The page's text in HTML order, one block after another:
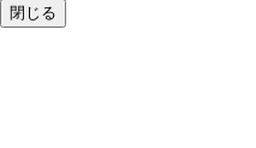
閉じる